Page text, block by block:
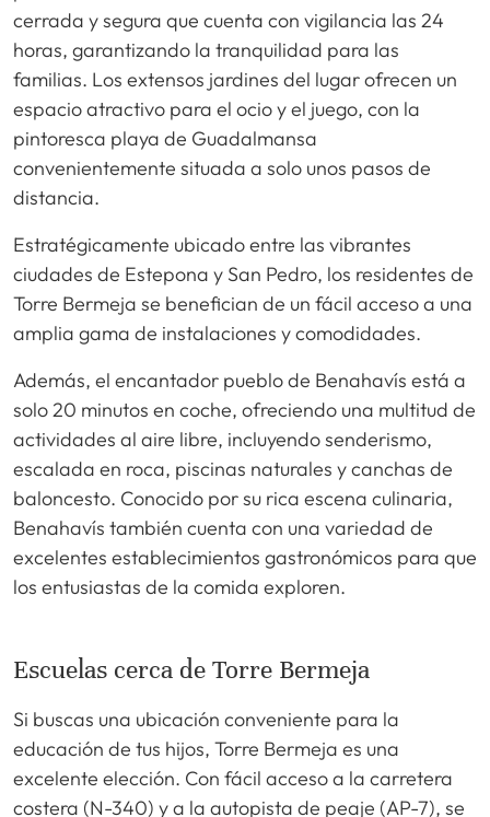
cerrada y segura que cuenta con vigilancia las 24
horas, garantizando la tranquilidad para las
familias. Los extensos jardines del lugar ofrecen un
espacio atractivo para el ocio y el juego, con la
pintoresca playa de Guadalmansa
convenientemente situada a solo unos pasos de
distancia.
Estratégicamente ubicado entre las vibrantes
ciudades de Estepona y San Pedro, los residentes de
Torre Bermeja se benefician de un fácil acceso a una
amplia gama de instalaciones y comodidades.
Además, el encantador pueblo de Benahavís está a
solo 20 minutos en coche, ofreciendo una multitud de
actividades al aire libre, incluyendo senderismo,
escalada en roca, piscinas naturales y canchas de
baloncesto. Conocido por su rica escena culinaria,
Benahavís también cuenta con una variedad de
excelentes establecimientos gastronómicos para que
los entusiastas de la comida exploren.
Escuelas cerca de Torre Bermeja
Si buscas una ubicación conveniente para la
educación de tus hijos, Torre Bermeja es una
excelente elección. Con fácil acceso a la carretera
costera (N-340) y a la autopista de peaje (AP-7), se